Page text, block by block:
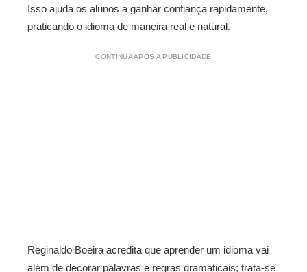
Isso ajuda os alunos a ganhar confiança rapidamente,
praticando o idioma de maneira real e natural.
CONTINUA APÓS A PUBLICIDADE
Reginaldo Boeira acredita que aprender um idioma vai
além de decorar palavras e regras gramaticais; trata-se